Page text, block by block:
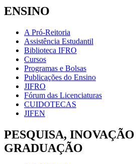
ENSINO
A Pró-Reitoria
Assistência Estudantil
Biblioteca IFRO
Cursos
Programas e Bolsas
Publicações do Ensino
JIFRO
Fórum das Licenciaturas
CUIDOTECAS
JIFEN
PESQUISA,
GRADUAÇÃO